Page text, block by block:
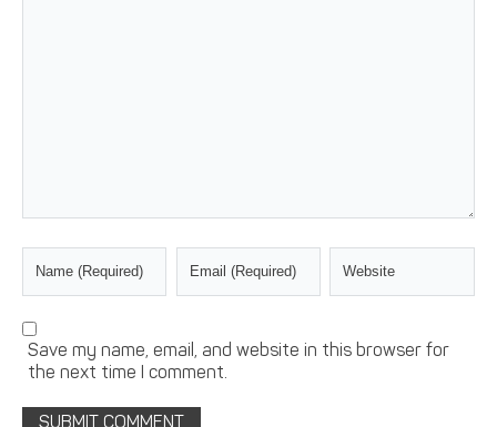
Save my name, email, and website in this browser for
the next time I comment.